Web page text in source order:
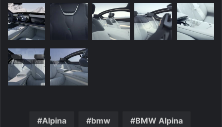
Alpina bmw BMW Alpina